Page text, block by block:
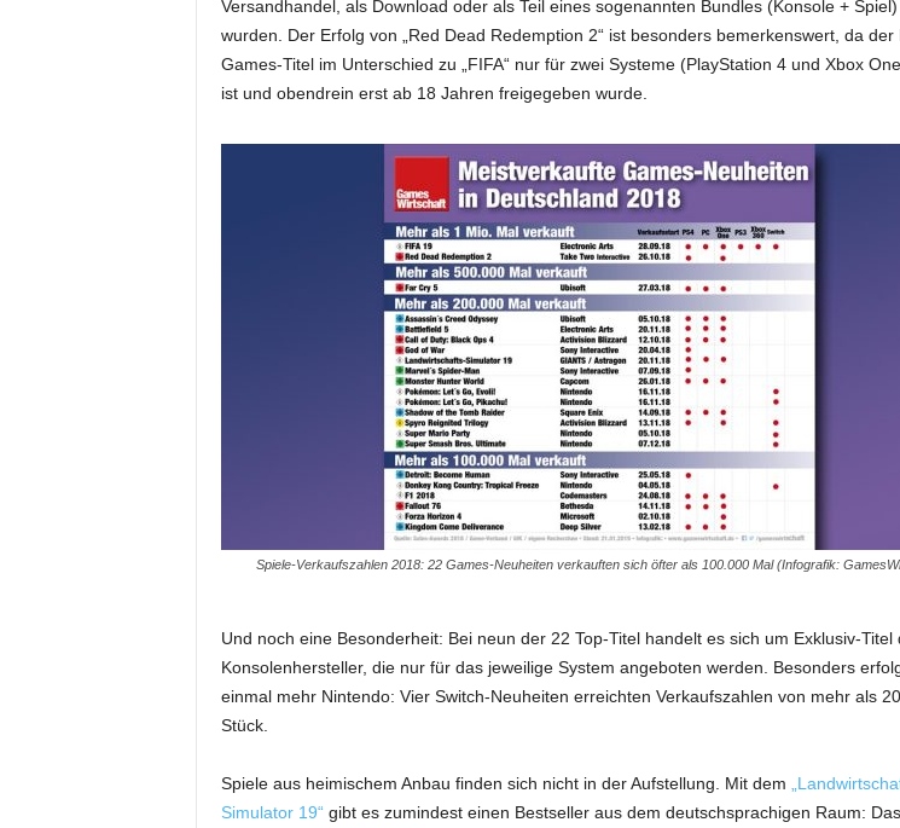
Versandhandel, als Download oder als Teil eines sogenannten Bundles (Konsole +
wurden. Der Erfolg von „Red Dead Redemption 2“ ist besonders bemerkenswert, da der
Games-Titel im Unterschied zu „FIFA“ nur für zwei Systeme (PlayStation 4 und Xbox
ist und obendrein erst ab 18 Jahren freigegeben wurde.
Spiele-Verkaufszahlen 2018: 22 Games-Neuheiten verkauften sich öfter als 100.000 Mal (Infografik:
Und noch eine Besonderheit: Bei neun der 22 Top-Titel handelt es sich um Exklusiv-Titel
Konsolenhersteller, die nur für das jeweilige System angeboten werden. Besonders
einmal mehr Nintendo: Vier Switch-Neuheiten erreichten Verkaufszahlen von mehr als
Stück.
Spiele aus heimischem Anbau finden sich nicht in der Aufstellung. Mit dem
Simulator 19“ gibt es zumindest einen Bestseller aus dem deutschsprachigen Raum: